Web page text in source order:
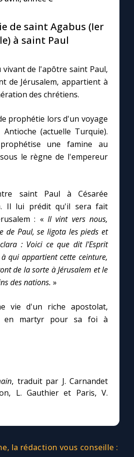
du mois
nœuds
prière
de saint Agabus (Ier
à saint Paul
vivant de l'apôtre saint Paul,
de Jérusalem, appartient à
des chrétiens.
prophétie lors d'un voyage
Antioche (actuelle Turquie).
une famine au
le règne de l'empereur
saint Paul à Césarée
Il lui prédit qu'il sera fait
: « Il vint vers nous,
de Paul, se ligota les pieds et
: Voici ce que dit l'Esprit
qui appartient cette ceinture,
de la sorte à Jérusalem et le
des nations. »
vie d'un riche apostolat,
en martyr pour sa foi à
, traduit par J. Carnandet
L. Gauthier et Paris, V.
la rédaction vous conseille :